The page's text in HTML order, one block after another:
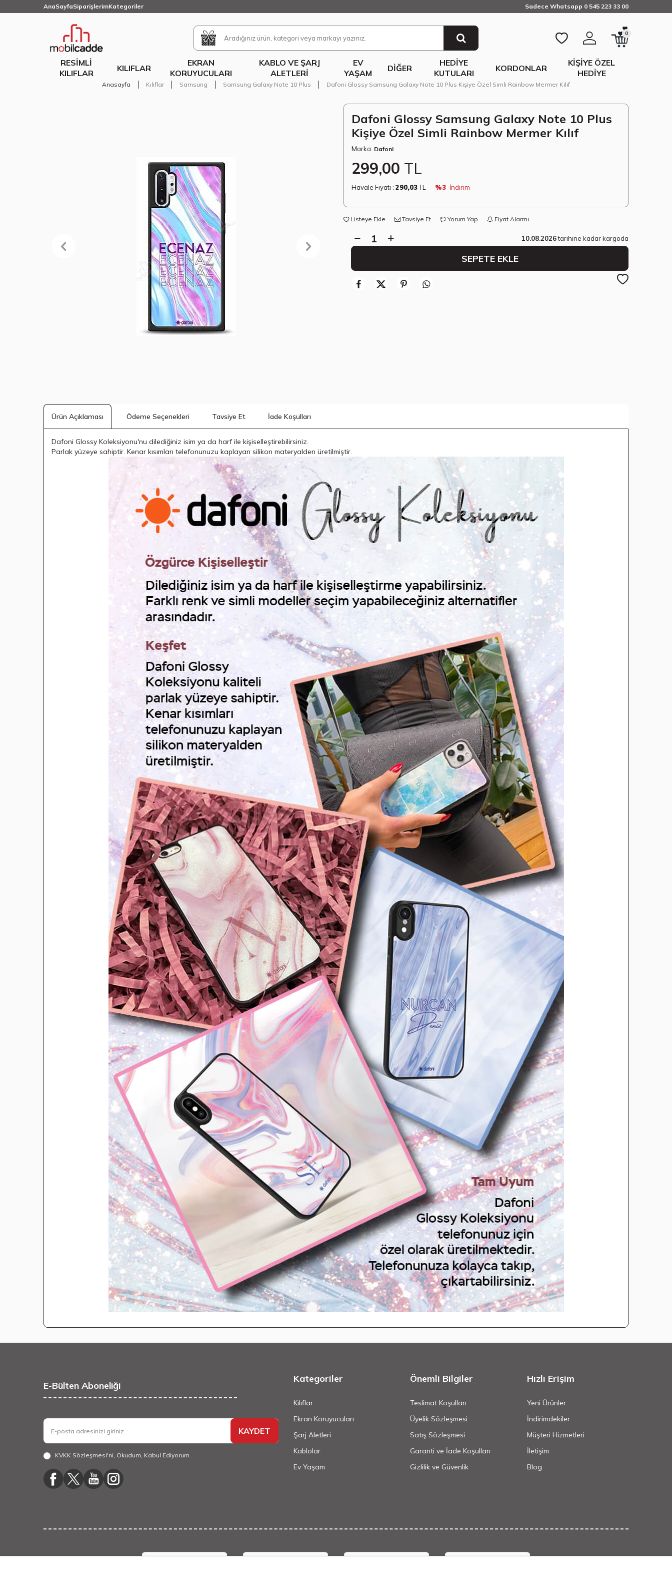
AnaSayfaSiparişlerimKategoriler Sadece Whatsapp 0 545 223 33 00
0
RESIMLI
KILIFLAR
KILIFLAR
EKRAN
KORUYUCULARI
KABLO VE ŞARJ
ALETLERI
EV
YAŞAM
DIĞER
HEDIYE
KUTULARI
KORDONLAR
KIŞIYE ÖZEL
HEDIYE
Anasayfa Kılıflar Samsung Samsung Galaxy Note 10 Plus Dafoni Glossy Samsung Galaxy Note 10 Plus Kişiye Özel Simli Rainbow Mermer Kılıf
Dafoni Glossy Samsung Galaxy Note 10 Plus
Kişiye Özel Simli Rainbow Mermer Kılıf
Marka: Dafoni
299,00 TL
Havale Fiyatı : 290,03TL %3 İndirim
Listeye Ekle Tavsiye Et Yorum Yap Fiyat Alarmı
10.08.2026tarihine kadar kargoda
SEPETE EKLE
Ürün Açıklaması Ödeme Seçenekleri Tavsiye Et İade Koşulları
Dafoni Glossy Koleksiyonu'nu dilediğiniz isim ya da harf ile kişiselleştirebilirsiniz.
Parlak yüzeye sahiptir. Kenar kısımları telefonunuzu kaplayan silikon materyalden üretilmiştir.
E-Bülten Aboneliği
KAYDET
KVKK Sözleşmesi'ni, Okudum, Kabul Ediyorum.
Kategoriler
Kılıflar
Ekran Koruyucuları
Şarj Aletleri
Kablolar
Ev Yaşam
Önemli Bilgiler
Teslimat Koşulları
Üyelik Sözleşmesi
Satış Sözleşmesi
Garanti ve İade Koşulları
Gizlilik ve Güvenlik
Hızlı Erişim
Yeni Ürünler
İndirimdekiler
Müşteri Hizmetleri
İletişim
Blog